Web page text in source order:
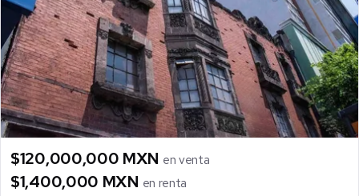
$120,000,000 MXN en venta
$1,400,000 MXN en renta